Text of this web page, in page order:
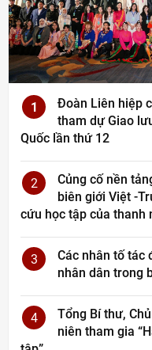
1
Đoàn Liên hiệp
tham dự Giao
Quốc lần thứ 12
2
Củng cố nền
biên giới Việt -
cứu học tập của thanh
3
Các nhân tố tác
nhân dân trong
4
Tổng Bí thư,
niên tham gia